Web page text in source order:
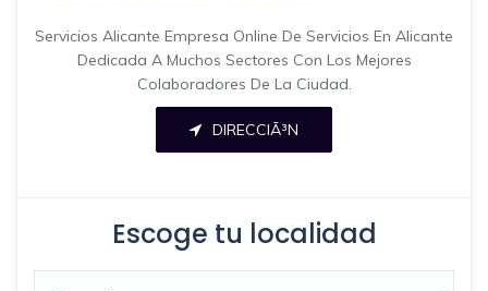
Servicios Alicante Empresa Online De Servicios En Alicante
Dedicada A Muchos Sectores Con Los Mejores
Colaboradores De La Ciudad.
DIRECCIÃ³N
Escoge tu localidad